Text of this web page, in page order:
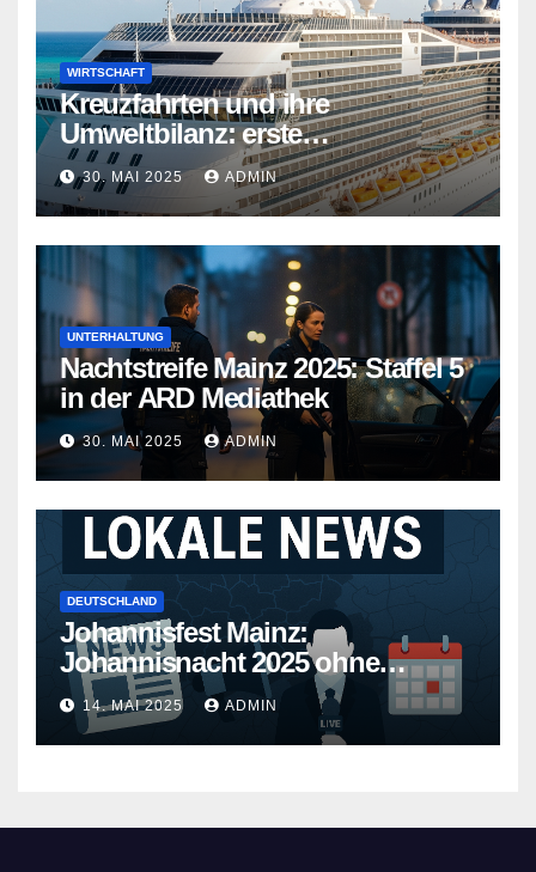
WIRTSCHAFT
Kreuzfahrten und ihre
Umweltbilanz: erste
Kreuzfahrtschiffe gehen neue
Wege
30. MAI 2025 ADMIN
UNTERHALTUNG
Nachtstreife Mainz 2025: Staffel 5
in der ARD Mediathek
30. MAI 2025 ADMIN
DEUTSCHLAND
Johannisfest Mainz:
Johannisnacht 2025 ohne
Feuerwerk
14. MAI 2025 ADMIN